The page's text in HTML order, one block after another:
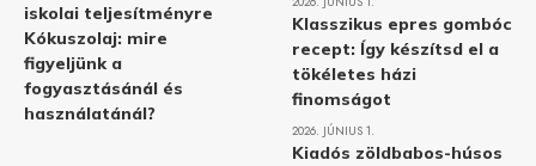
iskolai teljesítményre
Kókuszolaj: mire
figyeljünk a
fogyasztásánál és
használatánál?
Klasszikus epres gombóc
recept: Így készítsd el a
tökéletes házi
finomságot
2026. JÚNIUS 1.
Kiadós zöldbabos-húsos